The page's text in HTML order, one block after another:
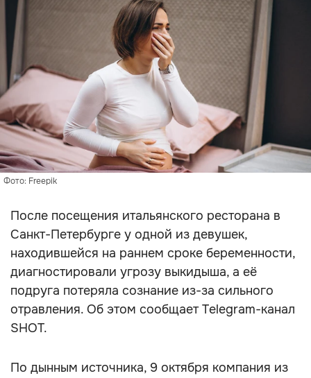
Фото: Freepik
После посещения итальянского ресторана в
Санкт-Петербурге у одной из девушек,
находившейся на раннем сроке беременности,
диагностировали угрозу выкидыша, а её
подруга потеряла сознание из-за сильного
отравления. Об этом сообщает Telegram-канал
SHOT.
По дынным источника, 9 октября компания из